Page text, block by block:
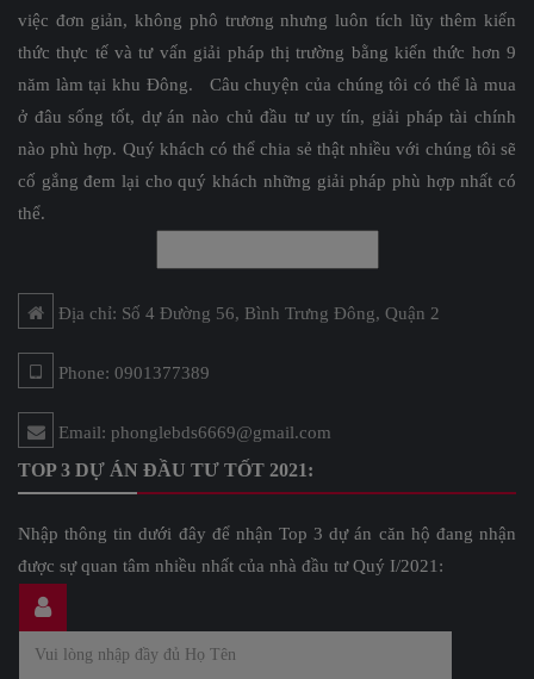
việc đơn giản, không phô trương nhưng luôn tích lũy thêm kiến
thức thực tế và tư vấn giải pháp thị trường bằng kiến thức hơn 9
năm làm tại khu Đông. Câu chuyện của chúng tôi có thể là mua
ở đâu sống tốt, dự án nào chủ đầu tư uy tín, giải pháp tài chính
nào phù hợp. Quý khách có thể chia sẻ thật nhiều với chúng tôi sẽ
cố gắng đem lại cho quý khách những giải pháp phù hợp nhất có
thể.
Địa chỉ: Số 4 Đường 56, Bình Trưng Đông, Quận 2
Phone: 0901377389
Email: phonglebds6669@gmail.com
TOP 3 DỰ ÁN ĐẦU TƯ TỐT 2021:
Nhập thông tin dưới đây để nhận Top 3 dự án căn hộ đang nhận
được sự quan tâm nhiều nhất của nhà đầu tư Quý I/2021: